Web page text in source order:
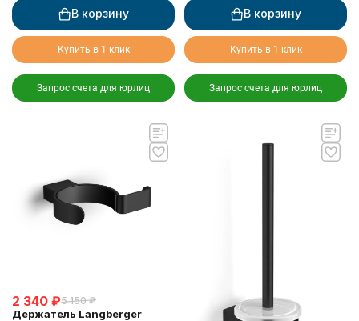
В корзину
Купить в 1 клик
Запрос счета для юрлиц
черный
В корзину
Купить в 1 клик
Запрос счета для юрлиц
2 340 ₽5 150 ₽
Держатель Langberger